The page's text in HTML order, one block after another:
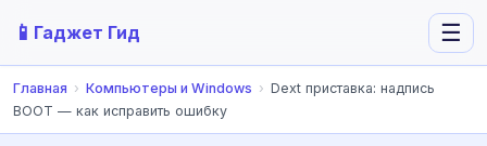
📱 Гаджет Гид ☰
Главная › Компьютеры и Windows › Dext приставка: надпись
BOOT — как исправить ошибку